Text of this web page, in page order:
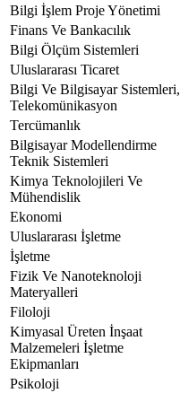
Bilgi İşlem Proje Yönetimi
Finans Ve Bankacılık
Bilgi Ölçüm Sistemleri
Uluslararası Ticaret
Bilgi Ve Bilgisayar Sistemleri,
Telekomünikasyon
Tercümanlık
Bilgisayar Modellendirme
Teknik Sistemleri
Kimya Teknolojileri Ve
Mühendislik
Ekonomi
Uluslararası İşletme
İşletme
Fizik Ve Nanoteknoloji
Materyalleri
Filoloji
Kimyasal Üreten İnşaat
Malzemeleri İşletme
Ekipmanları
Psikoloji